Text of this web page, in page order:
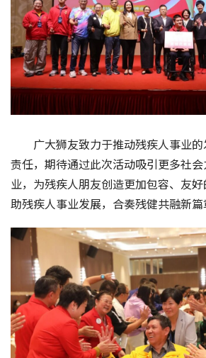
广大狮友致力于推动残疾人事业
责任，期待通过此次活动吸引更多社
业，为残疾人朋友创造更加包容、友
助残疾人事业发展，合奏残健共融新篇